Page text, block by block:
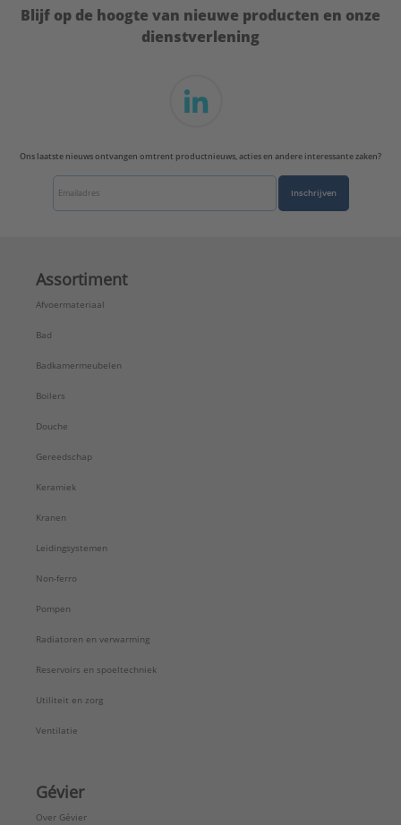
Blijf op de hoogte van nieuwe producten en onze
dienstverlening
Ons laatste nieuws ontvangen omtrent productnieuws, acties en andere interessante zaken?
Inschrijven
Assortiment
Afvoermateriaal
Bad
Badkamermeubelen
Boilers
Douche
Gereedschap
Keramiek
Kranen
Leidingsystemen
Non-ferro
Pompen
Radiatoren en verwarming
Reservoirs en spoeltechniek
Utiliteit en zorg
Ventilatie
Gévier
Over Gévier